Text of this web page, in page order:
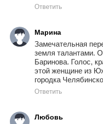
Ответить
Марина
Замечательная
земля талантами.
Баринова. Голос,
этой женщине из
городка
Ответить
Любовь